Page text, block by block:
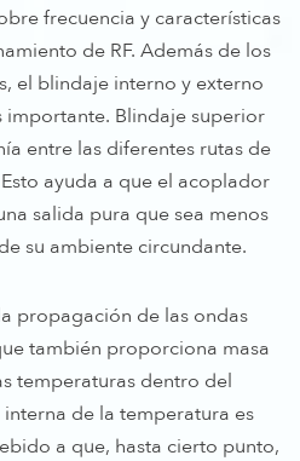
frecuencia y características
de RF. Además de los
el blindaje interno y externo
Blindaje superior
entre las diferentes rutas de
ayuda a que el acoplador
salida pura que sea menos
su ambiente circundante.
propagación de las ondas
también proporciona masa
temperaturas dentro del
de la temperatura es
a que, hasta cierto punto,